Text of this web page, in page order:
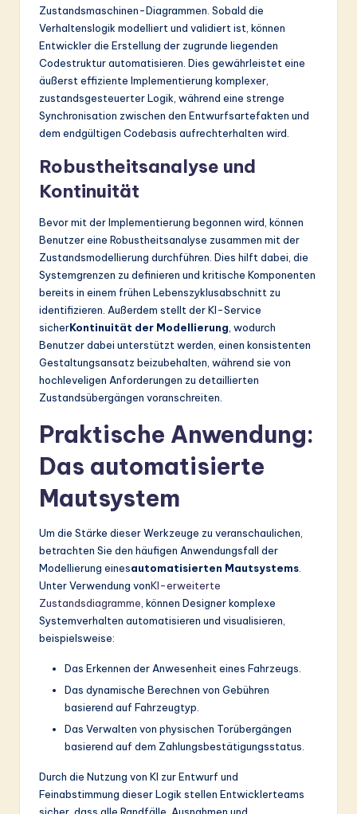
Zustandsmaschinen-Diagrammen. Sobald die
Verhaltenslogik modelliert und validiert ist, können
Entwickler die Erstellung der zugrunde liegenden
Codestruktur automatisieren. Dies gewährleistet eine
äußerst effiziente Implementierung komplexer,
zustandsgesteuerter Logik, während eine strenge
Synchronisation zwischen den Entwurfsartefakten und
dem endgültigen Codebasis aufrechterhalten wird.
Robustheitsanalyse und
Kontinuität
Bevor mit der Implementierung begonnen wird, können
Benutzer eine Robustheitsanalyse zusammen mit der
Zustandsmodellierung durchführen. Dies hilft dabei, die
Systemgrenzen zu definieren und kritische Komponenten
bereits in einem frühen Lebenszyklusabschnitt zu
identifizieren. Außerdem stellt der KI-Service
sicherKontinuität der Modellierung , wodurch
Benutzer dabei unterstützt werden, einen konsistenten
Gestaltungsansatz beizubehalten, während sie von
hochleveligen Anforderungen zu detaillierten
Zustandsübergängen voranschreiten.
Praktische Anwendung:
Das automatisierte
Mautsystem
Um die Stärke dieser Werkzeuge zu veranschaulichen,
betrachten Sie den häufigen Anwendungsfall der
Modellierung einesautomatisierten Mautsystems
Unter Verwendung vonKI-erweiterte
Zustandsdiagramme , können Designer komplexe
Systemverhalten automatisieren und visualisieren,
beispielsweise:
Das Erkennen der Anwesenheit eines Fahrzeugs.
Das dynamische Berechnen von Gebühren
basierend auf Fahrzeugtyp.
Das Verwalten von physischen Torübergängen
basierend auf dem Zahlungsbestätigungsstatus.
Durch die Nutzung von KI zur Entwurf und
Feinabstimmung dieser Logik stellen Entwicklerteams
sicher, dass alle Randfälle, Ausnahmen und